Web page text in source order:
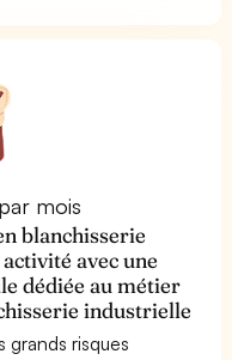
mois
blanchisserie
avec une
dédiée au métier
industrielle
risques